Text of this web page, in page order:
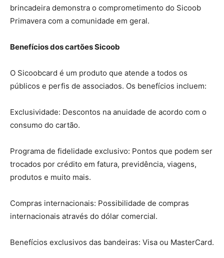
brincadeira demonstra o comprometimento do Sicoob
Primavera com a comunidade em geral.
Benefícios dos cartões Sicoob
O Sicoobcard é um produto que atende a todos os
públicos e perfis de associados. Os benefícios incluem:
Exclusividade: Descontos na anuidade de acordo com o
consumo do cartão.
Programa de fidelidade exclusivo: Pontos que podem ser
trocados por crédito em fatura, previdência, viagens,
produtos e muito mais.
Compras internacionais: Possibilidade de compras
internacionais através do dólar comercial.
Benefícios exclusivos das bandeiras: Visa ou MasterCard.